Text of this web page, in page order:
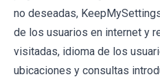
no deseadas,
de los usuarios en internet y
visitadas, idioma de los
ubicaciones y consultas